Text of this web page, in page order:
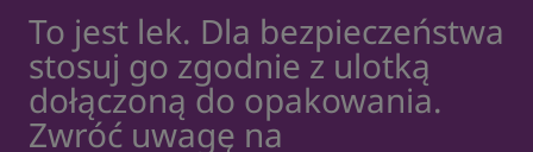
To jest lek. Dla bezpieczeństwa
stosuj go zgodnie z ulotką
dołączoną do opakowania.
Zwróć uwagę na